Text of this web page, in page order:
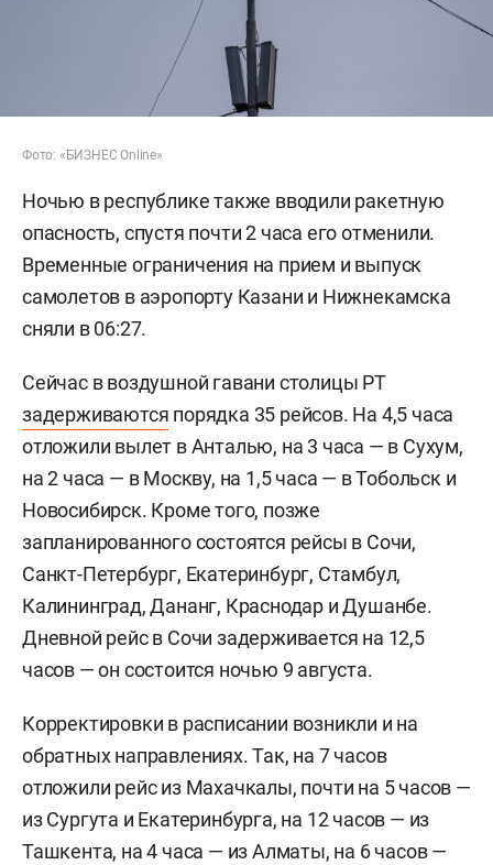
Фото: «БИЗНЕС Online»
Ночью в республике также вводили ракетную
опасность, спустя почти 2 часа его отменили.
Временные ограничения на прием и выпуск
самолетов в аэропорту Казани и Нижнекамска
сняли в 06:27.
Сейчас в воздушной гавани столицы РТ
задерживаются порядка 35 рейсов. На 4,5 часа
отложили вылет в Анталью, на 3 часа — в Сухум,
на 2 часа — в Москву, на 1,5 часа — в Тобольск и
Новосибирск. Кроме того, позже
запланированного состоятся рейсы в Сочи,
Санкт-Петербург, Екатеринбург, Стамбул,
Калининград, Дананг, Краснодар и Душанбе.
Дневной рейс в Сочи задерживается на 12,5
часов — он состоится ночью 9 августа.
Корректировки в расписании возникли и на
обратных направлениях. Так, на 7 часов
отложили рейс из Махачкалы, почти на 5 часов —
из Сургута и Екатеринбурга, на 12 часов — из
Ташкента, на 4 часа — из Алматы, на 6 часов —